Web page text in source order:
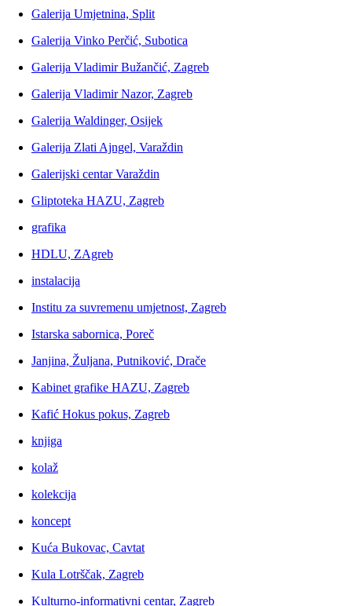
Galerija Umjetnina, Split
Galerija Vinko Perčić, Subotica
Galerija Vladimir Bužančić, Zagreb
Galerija Vladimir Nazor, Zagreb
Galerija Waldinger, Osijek
Galerija Zlati Ajngel, Varaždin
Galerijski centar Varaždin
Gliptoteka HAZU, Zagreb
grafika
HDLU, ZAgreb
instalacija
Institu za suvremenu umjetnost, Zagreb
Istarska sabornica, Poreč
Janjina, Žuljana, Putniković, Drače
Kabinet grafike HAZU, Zagreb
Kafić Hokus pokus, Zagreb
knjiga
kolaž
kolekcija
koncept
Kuća Bukovac, Cavtat
Kula Lotrščak, Zagreb
Kulturno-informativni centar, Zagreb